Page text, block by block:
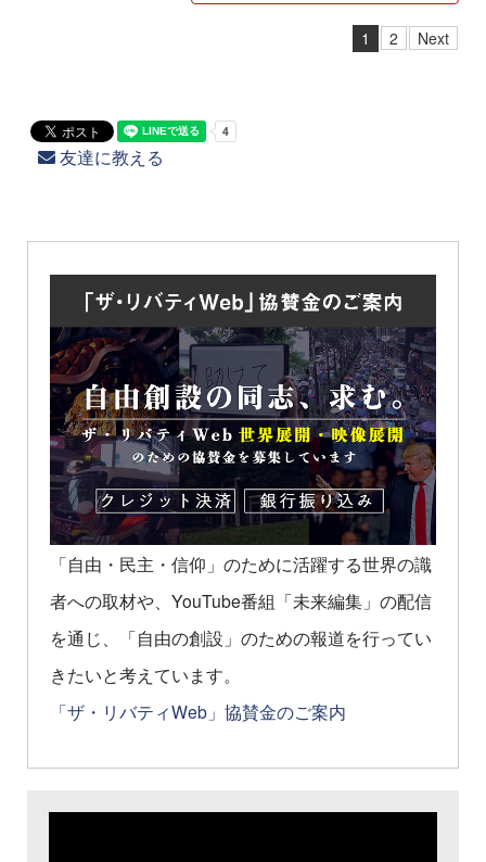
1 2 Next
友達に教える
「自由・民主・信仰」のために活躍する世界の識
者への取材や、YouTube番組「未来編集」の配信
を通じ、「自由の創設」のための報道を行ってい
きたいと考えています。
「ザ・リバティWeb」協賛金のご案内